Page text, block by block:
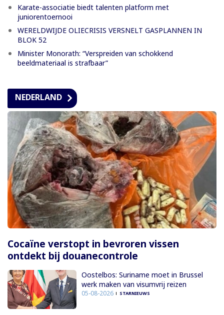
Karate-associatie biedt talenten platform met
juniorentoernooi
WERELDWIJDE OLIECRISIS VERSNELT GASPLANNEN IN
BLOK 52
Minister Monorath: “Verspreiden van schokkend
beeldmateriaal is strafbaar”
NEDERLAND
Cocaïne verstopt in bevroren vissen
ontdekt bij douanecontrole
Oostelbos: Suriname moet in Brussel
werk maken van visumvrij reizen
05-08-2026 STARNIEUWS